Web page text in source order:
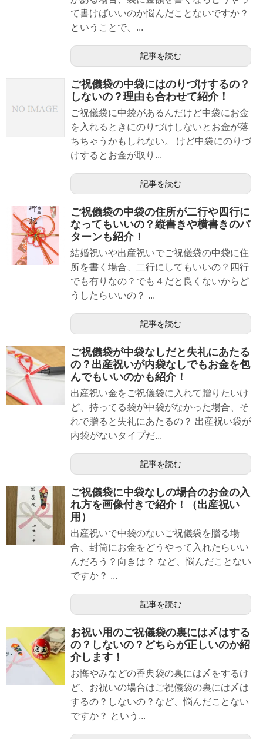
て書けばいいのか悩んだことないですか？
ということで、...
記事を読む
ご祝儀袋の中袋にはのりづけするの？
しないの？理由も合わせて紹介！
ご祝儀袋に中袋があるんだけど中袋にお金
を入れるときにのりづけしないとお金が落
ちちゃうかもしれない。 けど中袋にのりづ
けするとお金が取り...
記事を読む
ご祝儀袋の中袋の住所が二行や四行に
なってもいいの？縦書きや横書きのパ
ターンも紹介！
結婚祝いや出産祝いでご祝儀袋の中袋に住
所を書く場合、二行にしてもいいの？四行
でも有りなの？でも４だと良くないからど
うしたらいいの？ ...
記事を読む
ご祝儀袋が中袋なしだと失礼にあたる
の？出産祝いが内袋なしでもお金を包
んでもいいのかも紹介！
出産祝い金をご祝儀袋に入れて贈りたいけ
ど、持ってる袋が中袋がなかった場合、そ
れで贈ると失礼にあたるの？ 出産祝い袋が
内袋がないタイプだ...
記事を読む
ご祝儀袋に中袋なしの場合のお金の入
れ方を画像付きで紹介！（出産祝い
用）
出産祝いで中袋のないご祝儀袋を贈る場
合、封筒にお金をどうやって入れたらいい
んだろう？向きは？ など、悩んだことない
ですか？ ...
記事を読む
お祝い用のご祝儀袋の裏には〆はする
の？しないの？どちらが正しいのか紹
介します！
お悔やみなどの香典袋の裏には〆をするけ
ど、お祝いの場合はご祝儀袋の裏には〆は
するの？しないの？など、悩んだことない
ですか？ という...